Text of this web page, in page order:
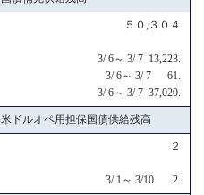
５０,３０４
3/ 6～ 3/ 7 13,223.
3/ 6～ 3/ 7 61.
3/ 6～ 3/ 7 37,020.
米ドルオペ用担保国債供給残高
２
3/ 1～ 3/10 2.